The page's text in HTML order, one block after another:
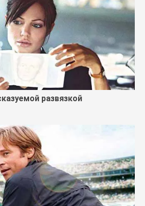
развязкой